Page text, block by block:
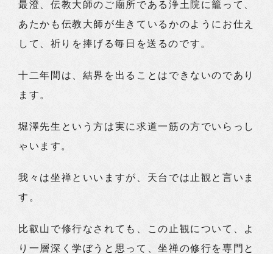
最澄、伝教大師のご廟所である浄土院に籠って、
あたかも伝教大師が生きているかのようにお仕え
して、祈りを捧げる毎日を送るのです。
十二年間は、結界を出ることはできないのであり
ます。
堀澤先生という方は実に求道一筋の方でいらっし
ゃいます。
我々は坐禅といいますが、天台では止観と言いま
す。
比叡山で修行なされても、この止観について、よ
り一層深く学ぼうと思って、坐禅の修行を専門と